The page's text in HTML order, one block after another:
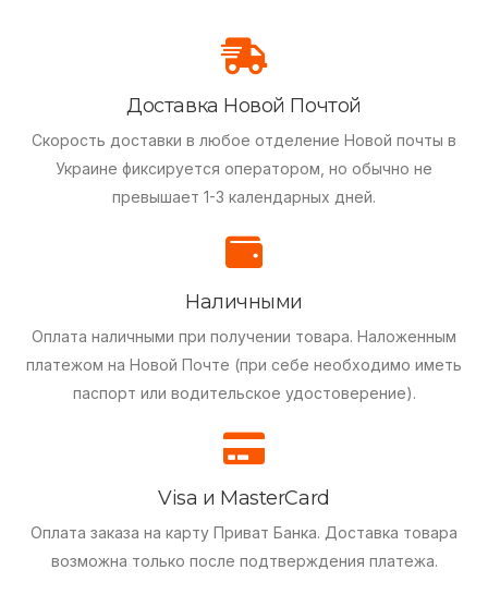
Доставка Новой Почтой
Скорость доставки в любое отделение Новой почты в
Украине фиксируется оператором, но обычно не
превышает 1-3 календарных дней.
Наличными
Оплата наличными при получении товара. Наложенным
платежом на Новой Почте (при себе необходимо иметь
паспорт или водительское удостоверение).
Visa и MasterCard
Оплата заказа на карту Приват Банка. Доставка товара
возможна только после подтверждения платежа.